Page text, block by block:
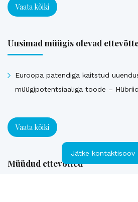
Vaata kõiki
Uusimad müügis olevad
Euroopa patendiga kaitstud
müügipotentsiaaliga toode –
Vaata kõiki
Müüdud ettevõtted
Jätke kontaktisoov